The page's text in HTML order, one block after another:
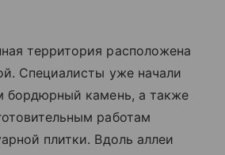
территория расположена
Специалисты уже начали
бордюрный камень, а также
работам
плитки. Вдоль аллеи